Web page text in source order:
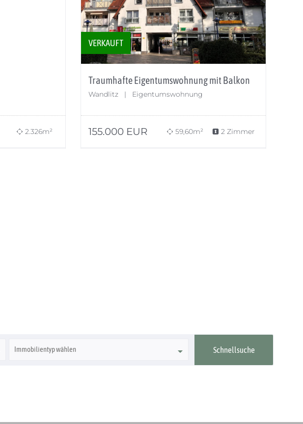
2.326m²
VERKAUFT
Traumhafte Eigentumswohnung mit Balkon
Wandlitz | Eigentumswohnung
155.000EUR 59,60m² 2 Zimmer
Immobilientyp wählen